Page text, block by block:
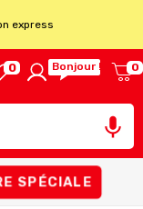
express
0 Bonjour ! 0

SPÉCIALE